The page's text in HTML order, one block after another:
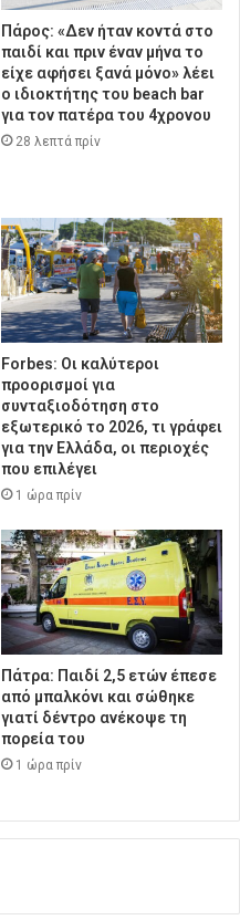
Πάρος: «Δεν ήταν κοντά στο
παιδί και πριν έναν μήνα το
είχε αφήσει ξανά μόνο» λέει
ο ιδιοκτήτης του beach bar
για τον πατέρα του 4χρονου
28 λεπτά πρίν
Forbes: Οι καλύτεροι
προορισμοί για
συνταξιοδότηση στο
εξωτερικό το 2026, τι γράφει
για την Ελλάδα, οι περιοχές
που επιλέγει
1 ώρα πρίν
Πάτρα: Παιδί 2,5 ετών έπεσε
από μπαλκόνι και σώθηκε
γιατί δέντρο ανέκοψε τη
πορεία του
1 ώρα πρίν